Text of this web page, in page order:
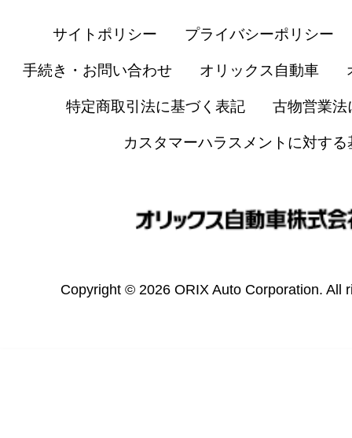
サイトポリシー プライバシーポリシー
手続き・お問い合わせ オリックス自動車
特定商取引法に基づく表記 古物営業法
カスタマーハラスメントに対する
Copyright © 2026 ORIX Auto Corporation. All